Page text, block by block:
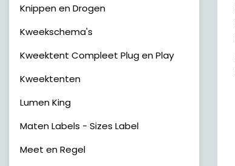
Knippen en Drogen
Kweekschema's
Kweektent Compleet Plug en Play
Kweektenten
Lumen King
Maten Labels - Sizes Label
Meet en Regel